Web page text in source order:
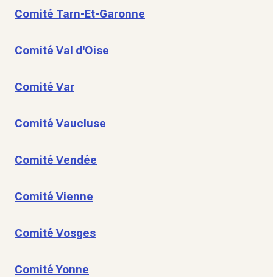
Comité Tarn-Et-Garonne
Comité Val d'Oise
Comité Var
Comité Vaucluse
Comité Vendée
Comité Vienne
Comité Vosges
Comité Yonne